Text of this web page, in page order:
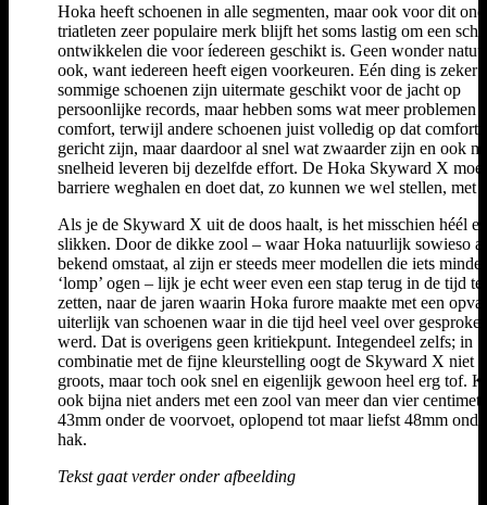
Hoka heeft schoenen in alle segmenten, maar ook voor dit
triatleten zeer populaire merk blijft het soms lastig om een
ontwikkelen die voor íedereen geschikt is. Geen wonder
ook, want iedereen heeft eigen voorkeuren. Eén ding is zeker:
sommige schoenen zijn uitermate geschikt voor de jacht op
persoonlijke records, maar hebben soms wat meer problemen
comfort, terwijl andere schoenen juist volledig op dat comfort
gericht zijn, maar daardoor al snel wat zwaarder zijn en ook
snelheid leveren bij dezelfde effort. De Hoka Skyward X
barriere weghalen en doet dat, zo kunnen we wel stellen, met
Als je de Skyward X uit de doos haalt, is het misschien héél
slikken. Door de dikke zool – waar Hoka natuurlijk sowieso al
bekend omstaat, al zijn er steeds meer modellen die iets minder
‘lomp’ ogen – lijk je echt weer even een stap terug in de tijd te
zetten, naar de jaren waarin Hoka furore maakte met een
uiterlijk van schoenen waar in die tijd heel veel over
werd. Dat is overigens geen kritiekpunt. Integendeel zelfs; in
combinatie met de fijne kleurstelling oogt de Skyward X niet
groots, maar toch ook snel en eigenlijk gewoon heel erg tof.
ook bijna niet anders met een zool van meer dan vier
43mm onder de voorvoet, oplopend tot maar liefst 48mm
hak.
Tekst gaat verder onder afbeelding